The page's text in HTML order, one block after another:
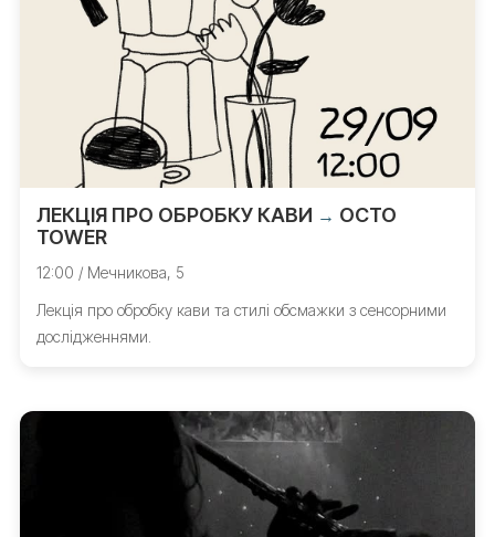
ЛЕКЦІЯ ПРО ОБРОБКУ КАВИ → OCTO
TOWER
12:00 / Мечникова, 5
Лекція про обробку кави та стилі обсмажки з сенсорними
дослідженнями.